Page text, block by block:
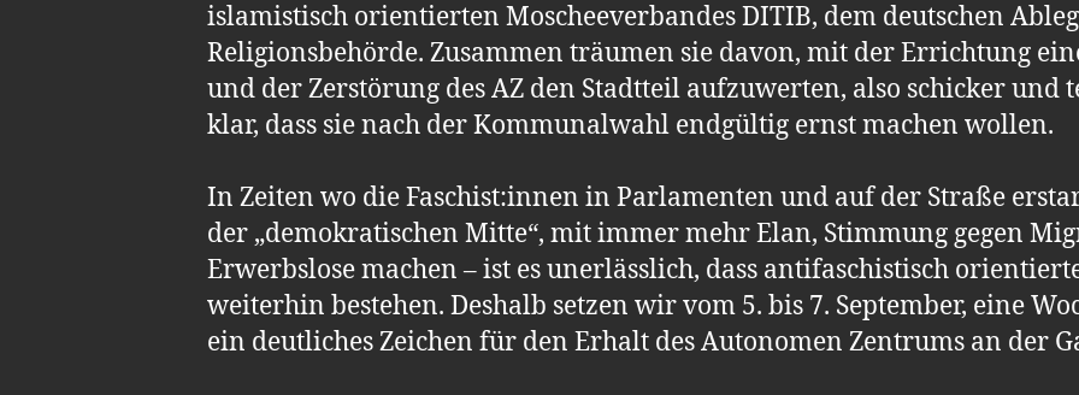
islamistisch orientierten Moscheeverbandes DITIB, dem deutschen
Religionsbehörde. Zusammen träumen sie davon, mit der Errichtung
und der Zerstörung des AZ den Stadtteil aufzuwerten, also schicker
klar, dass sie nach der Kommunalwahl endgültig ernst machen wollen.
In Zeiten wo die Faschist:innen in Parlamenten und auf der Straße
der „demokratischen Mitte“, mit immer mehr Elan, Stimmung gegen
Erwerbslose machen – ist es unerlässlich, dass antifaschistisch
weiterhin bestehen. Deshalb setzen wir vom 5. bis 7. September, eine
ein deutliches Zeichen für den Erhalt des Autonomen Zentrums an der